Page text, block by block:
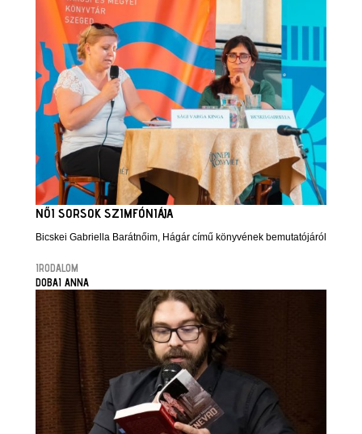
NŐI SORSOK SZIMFÓNIÁJA
Bicskei Gabriella Barátnőim, Hágár című könyvének bemutatójáról
IRODALOM
DOBAI ANNA